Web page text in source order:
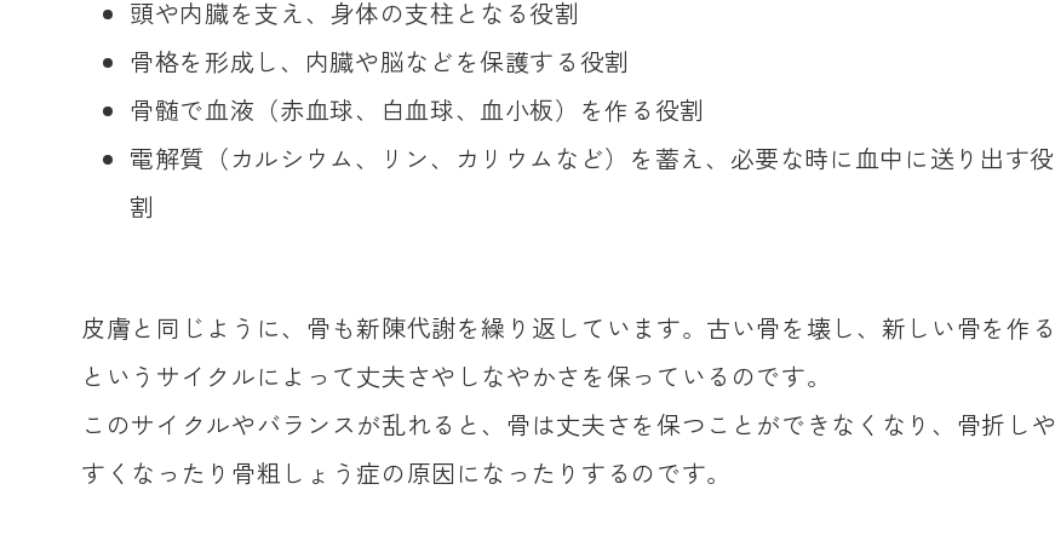
頭や内臓を支え、身体の支柱となる役割
骨格を形成し、内臓や脳などを保護する役割
骨髄で血液（赤血球、白血球、血小板）を作る役割
電解質（カルシウム、リン、カリウムなど）を蓄え、必要な時に血中に送り出す役
割
皮膚と同じように、骨も新陳代謝を繰り返しています。古い骨を壊し、新しい骨を作る
というサイクルによって丈夫さやしなやかさを保っているのです。
このサイクルやバランスが乱れると、骨は丈夫さを保つことができなくなり、骨折しや
すくなったり骨粗しょう症の原因になったりするのです。